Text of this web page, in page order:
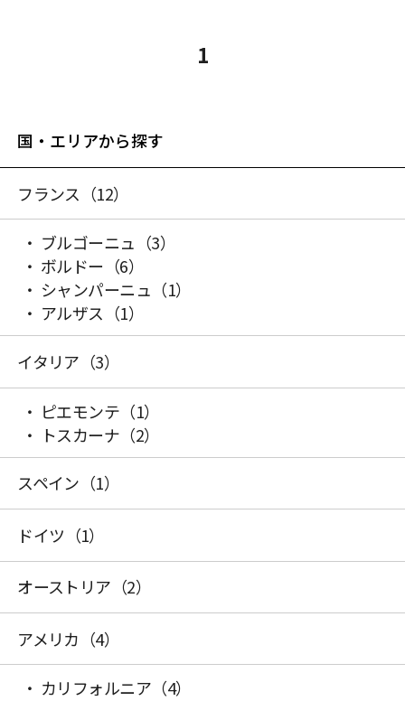
1
国・エリアから探す
フランス （12）
ブルゴーニュ （3）
ボルドー （6）
シャンパーニュ （1）
アルザス （1）
イタリア （3）
ピエモンテ （1）
トスカーナ （2）
スペイン （1）
ドイツ （1）
オーストリア （2）
アメリカ （4）
カリフォルニア （4）